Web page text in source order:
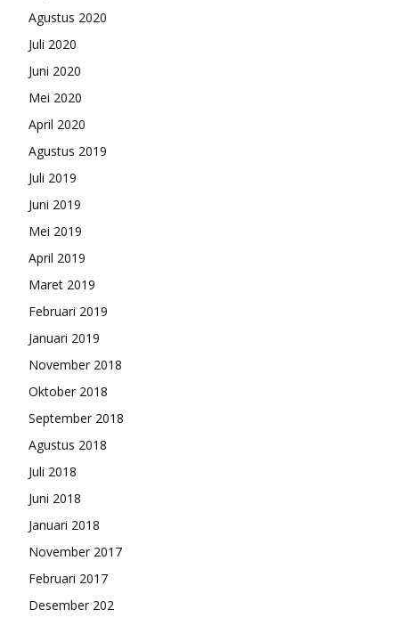
Agustus 2020
Juli 2020
Juni 2020
Mei 2020
April 2020
Agustus 2019
Juli 2019
Juni 2019
Mei 2019
April 2019
Maret 2019
Februari 2019
Januari 2019
November 2018
Oktober 2018
September 2018
Agustus 2018
Juli 2018
Juni 2018
Januari 2018
November 2017
Februari 2017
Desember 202